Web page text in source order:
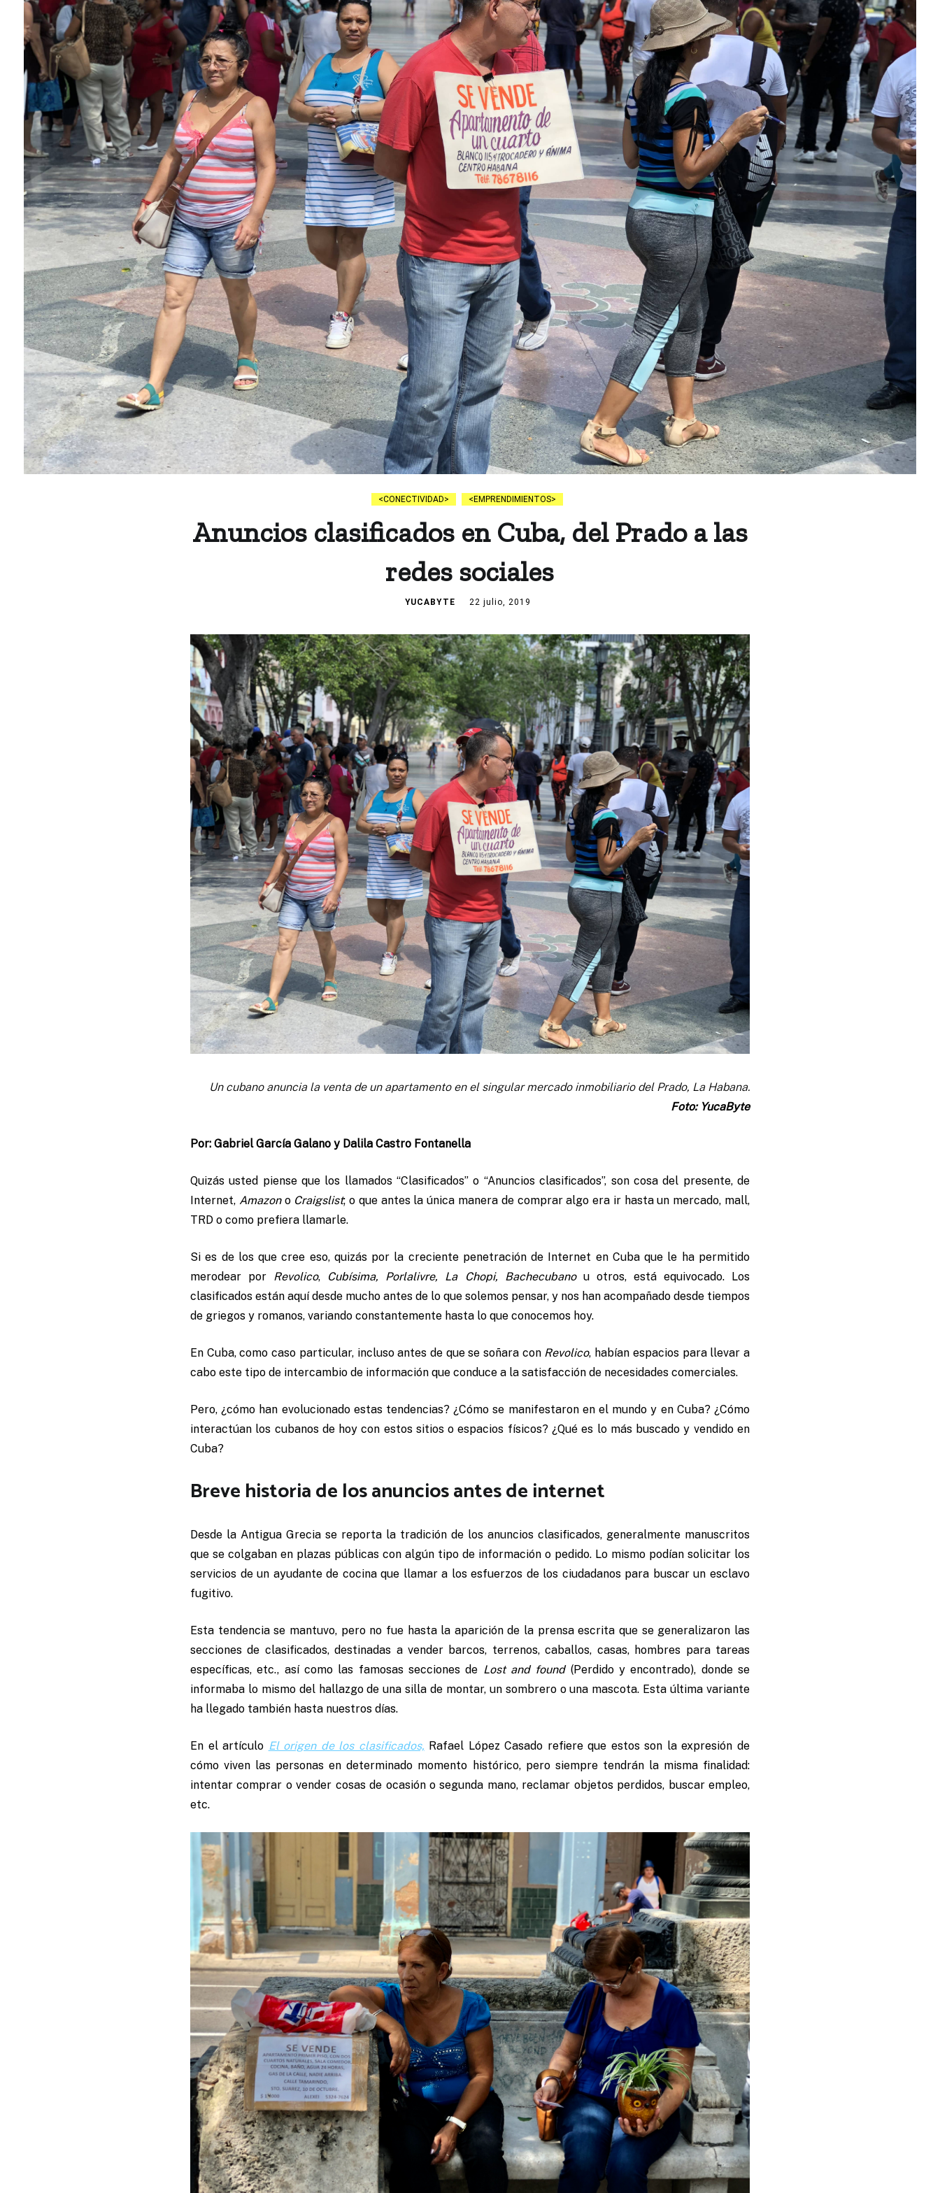
CONECTIVIDAD EMPRENDIMIENTOS
Anuncios clasificados en Cuba, del Prado a las
redes sociales
YUCABYTE 22 julio, 2019
Un cubano anuncia la venta de un apartamento en el singular mercado inmobiliario del Prado, La Habana.
Foto: YucaByte
Por: Gabriel García Galano y Dalila Castro Fontanella
Quizás usted piense que los llamados “Clasificados” o “Anuncios clasificados”, son cosa del presente, de
Internet, Amazono Craigslist; o que antes la única manera de comprar algo era ir hasta un mercado, mall,
TRD o como prefiera llamarle.
Si es de los que cree eso, quizás por la creciente penetración de Internet en Cuba que le ha permitido
merodear por Revolico, Cubísima, Porlalivre, La Chopi, Bachecubanou otros, está equivocado. Los
clasificados están aquí desde mucho antes de lo que solemos pensar, y nos han acompañado desde tiempos
de griegos y romanos, variando constantemente hasta lo que conocemos hoy.
En Cuba, como caso particular, incluso antes de que se soñara con Revolico, habían espacios para llevar a
cabo este tipo de intercambio de información que conduce a la satisfacción de necesidades comerciales.
Pero, ¿cómo han evolucionado estas tendencias? ¿Cómo se manifestaron en el mundo y en Cuba? ¿Cómo
interactúan los cubanos de hoy con estos sitios o espacios físicos? ¿Qué es lo más buscado y vendido en
Cuba?
Breve historia de los anuncios antes de internet
Desde la Antigua Grecia se reporta la tradición de los anuncios clasificados, generalmente manuscritos
que se colgaban en plazas públicas con algún tipo de información o pedido. Lo mismo podían solicitar los
servicios de un ayudante de cocina que llamar a los esfuerzos de los ciudadanos para buscar un esclavo
fugitivo.
Esta tendencia se mantuvo, pero no fue hasta la aparición de la prensa escrita que se generalizaron las
secciones de clasificados, destinadas a vender barcos, terrenos, caballos, casas, hombres para tareas
específicas, etc., así como las famosas secciones de Lost and found(Perdido y encontrado), donde se
informaba lo mismo del hallazgo de una silla de montar, un sombrero o una mascota. Esta última variante
ha llegado también hasta nuestros días.
En el artículo El origen de los clasificados, Rafael López Casado refiere que estos son la expresión de
cómo viven las personas en determinado momento histórico, pero siempre tendrán la misma finalidad:
intentar comprar o vender cosas de ocasión o segunda mano, reclamar objetos perdidos, buscar empleo,
etc.